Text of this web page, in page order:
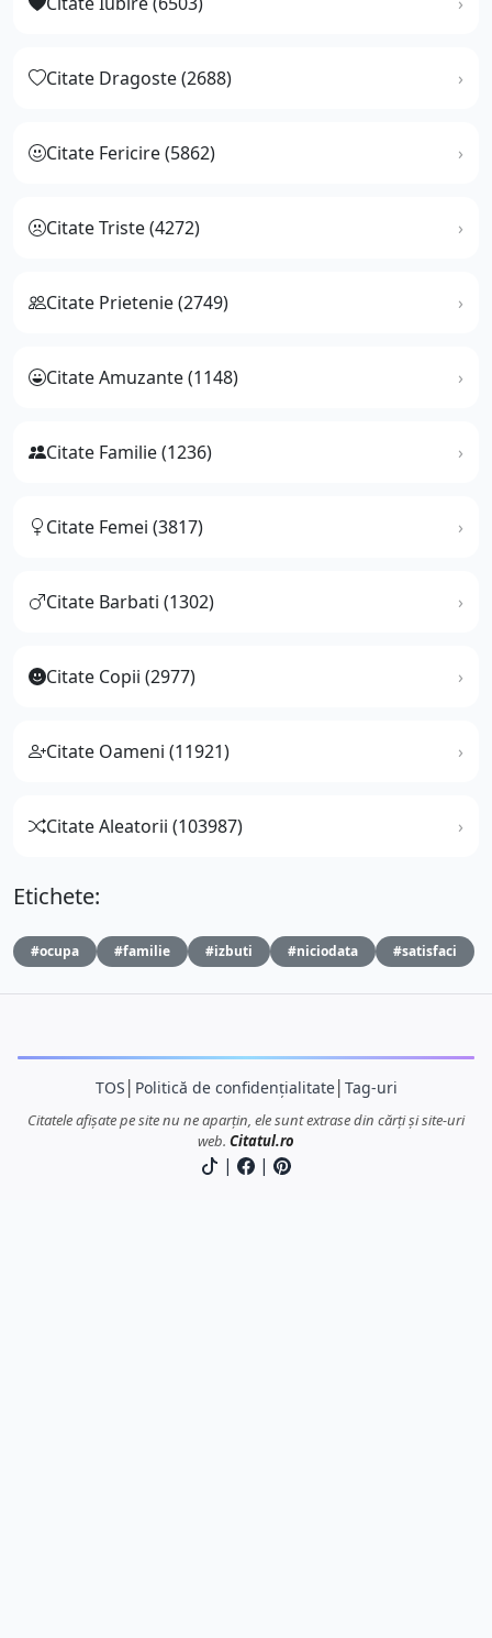
Citate Dragoste (2688)
Citate Fericire (5862)
Citate Triste (4272)
Citate Prietenie (2749)
Citate Amuzante (1148)
Citate Familie (1236)
Citate Femei (3817)
Citate Barbati (1302)
Citate Copii (2977)
Citate Oameni (11921)
Citate Aleatorii (103987)
Etichete:
#ocupa #familie #izbuti #niciodata #satisfaci
TOS Politică de confidențialitate│ Tag-uri
Citatele afișate pe site nu ne aparțin, ele sunt extrase din cărți și site-uri
web. Citatul.ro
| |